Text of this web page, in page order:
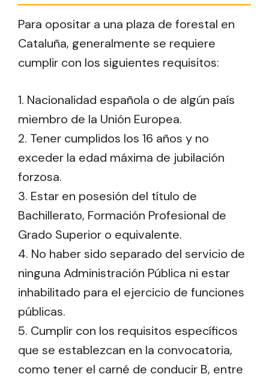
Para opositar a una plaza de forestal en
Cataluña, generalmente se requiere
cumplir con los siguientes requisitos:
1. Nacionalidad española o de algún país
miembro de la Unión Europea.
2. Tener cumplidos los 16 años y no
exceder la edad máxima de jubilación
forzosa.
3. Estar en posesión del título de
Bachillerato, Formación Profesional de
Grado Superior o equivalente.
4. No haber sido separado del servicio de
ninguna Administración Pública ni estar
inhabilitado para el ejercicio de funciones
públicas.
5. Cumplir con los requisitos específicos
que se establezcan en la convocatoria,
como tener el carné de conducir B, entre